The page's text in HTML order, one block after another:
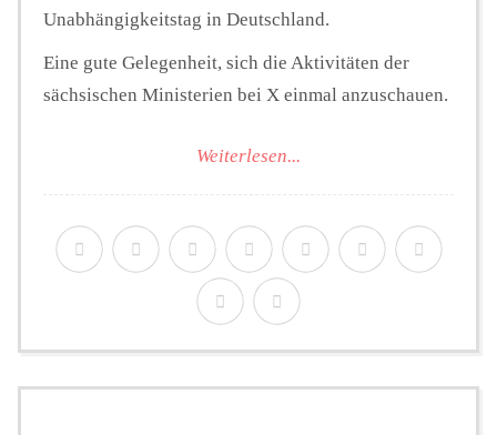
Unabhängigkeitstag in Deutschland.
Eine gute Gelegenheit, sich die Aktivitäten der
sächsischen Ministerien bei X einmal anzuschauen.
Weiterlesen...